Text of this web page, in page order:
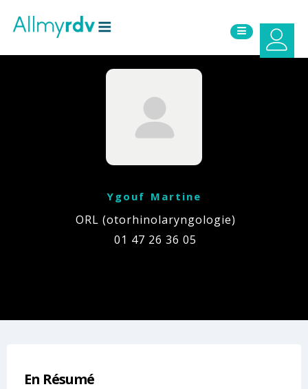
Ygouf Martine
ORL (otorhinolaryngologie)
01 47 26 36 05
En Résumé